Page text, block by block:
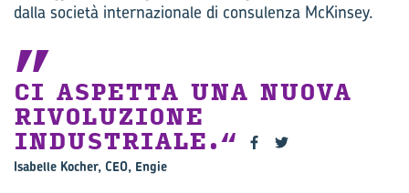
dalla società internazionale di consulenza McKinsey.
CI ASPETTA UNA NUOVA
RIVOLUZIONE
INDUSTRIALE.
Isabelle Kocher, CEO, Engie